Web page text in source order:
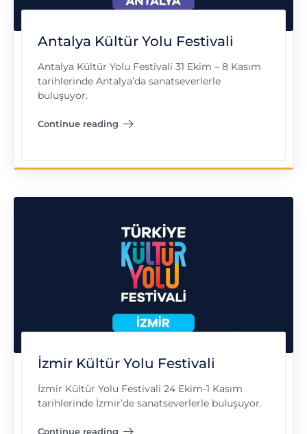
Antalya Kültür Yolu Festivali
Antalya Kültür Yolu Festivali 31 Ekim – 8 Kasım
tarihlerinde Antalya’da sanatseverlerle
buluşuyor.
Continue reading
"Antalya Kültür Yolu Festivali"
İzmir Kültür Yolu Festivali
İzmir Kültür Yolu Festivali 24 Ekim-1 Kasım
tarihlerinde İzmir’de sanatseverlerle buluşuyor.
Continue reading